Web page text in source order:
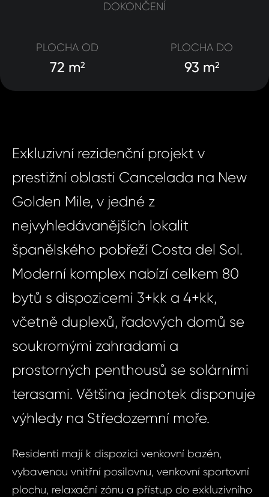
PLOCHA OD
72 m2
PLOCHA DO
93 m2
DOKONČENÍ
Exkluzivní rezidenční projekt v
prestižní oblasti Cancelada na New
Golden Mile, v jedné z
nejvyhledávanějších lokalit
španělského pobřeží Costa del Sol.
Moderní komplex nabízí celkem 80
bytů s dispozicemi 3+kk a 4+kk,
včetně duplexů, řadových domů se
soukromými zahradami a
prostorných penthousů se solárními
terasami. Většina jednotek disponuje
výhledy na Středozemní moře.
Residenti mají k dispozici venkovní bazén,
vybavenou vnitřní posilovnu, venkovní sportovní
plochu, relaxační zónu a přístup do exkluzivního